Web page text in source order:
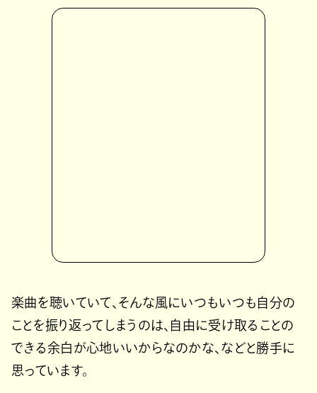
楽曲を聴いていて、そんな風にいつもいつも自分の
ことを振り返ってしまうのは、自由に受け取ることの
できる余白が心地いいからなのかな、などと勝手に
思っています。